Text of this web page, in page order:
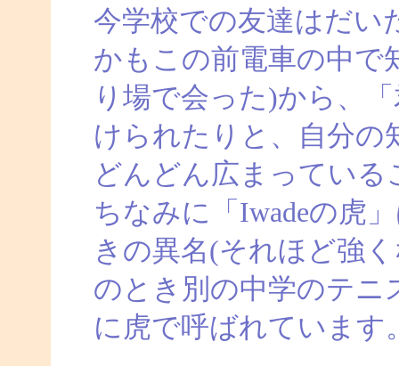
今学校での友達はだい
かもこの前電車の中で
り場で会った)から、
けられたりと、自分の
どんどん広まってい
ちなみに「Iwadeの虎
きの異名(それほど強
のとき別の中学のテニ
に虎で呼ばれています